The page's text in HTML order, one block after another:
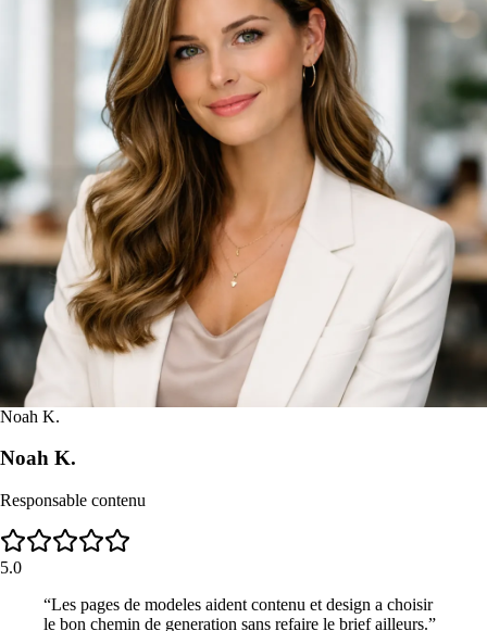
Noah K.
Noah K.
Responsable contenu
5.0
“Les pages de modeles aident contenu et design a choisir
le bon chemin de generation sans refaire le brief ailleurs.”